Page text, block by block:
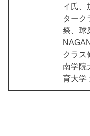
イ氏、
ターク
祭、球
クラス
南学院
育大学